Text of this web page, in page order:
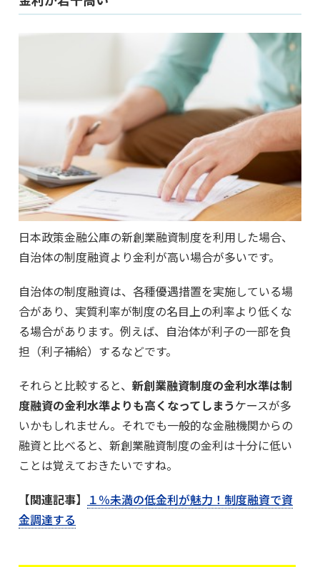
日本政策金融公庫の新創業融資制度を利用した場合、
自治体の制度融資より金利が高い場合が多いです。
自治体の制度融資は、各種優遇措置を実施している場
合があり、実質利率が制度の名目上の利率より低くな
る場合があります。例えば、自治体が利子の一部を負
担（利子補給）するなどです。
それらと比較すると、 新創業融資制度の金利水準は制
度融資の金利水準よりも高くなってしまうケースが多
いかもしれません。それでも一般的な金融機関からの
融資と比べると、新創業融資制度の金利は十分に低い
ことは覚えておきたいですね。
【関連記事】 １％未満の低金利が魅力！制度融資で資
金調達する